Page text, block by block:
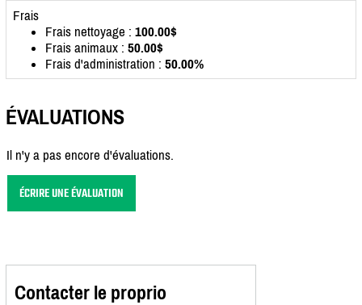
Frais
Frais nettoyage : 100.00$
Frais animaux : 50.00$
Frais d'administration : 50.00%
ÉVALUATIONS
Il n'y a pas encore d'évaluations.
ÉCRIRE UNE ÉVALUATION
Contacter le proprio